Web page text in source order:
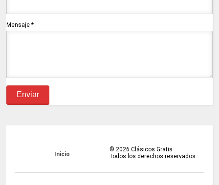
Mensaje*
Inicio
© 2026 Clásicos Gratis
Todos los derechos reservados.